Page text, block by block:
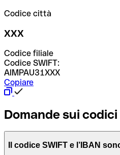
Codice città
XXX
Codice filiale
Codice SWIFT:
AIMPAU31XXX
Copiare
Domande sui codici
Il codice SWIFT e l’IBAN